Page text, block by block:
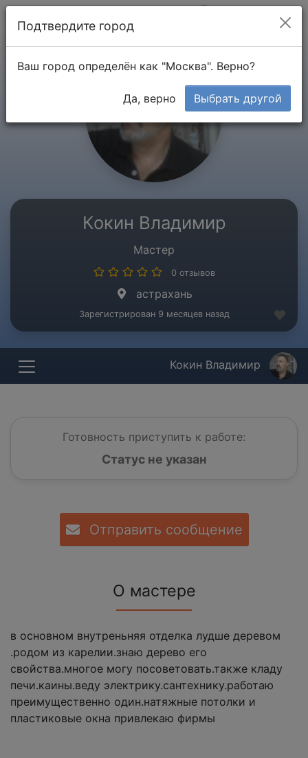
Кокин Владимир
Мастер
0 отзывов
астрахань
Зарегистрирован 9 месяцев назад
Кокин Владимир
Готовность приступить к работе:
Статус не указан
Отправить сообщение
О мастере
в основном внутреньняя отделка лудше деревом
.родом из карелии.знаю дерево его
свойства.многое могу посоветовать.также кладу
печи.каины.веду электрику.сантехнику.работаю
преимущественно один.натяжные потолки и
пластиковые окна привлекаю фирмы
Подтвердите город
Ваш город определён как "Москва". Верно?
Да, верно Выбрать другой